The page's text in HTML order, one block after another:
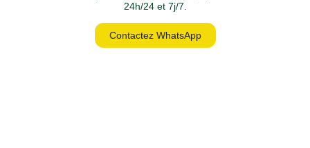
24h/24 et 7j/7.
Contactez WhatsApp